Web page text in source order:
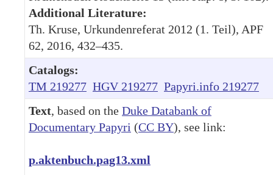
Additional Literature:
Th. Kruse, Urkundenreferat 2012 (1. Teil), APF
62, 2016, 432–435.
Catalogs:
TM 219277 HGV 219277 Papyri.info 219277
Text, based on the Duke Databank of
Documentary Papyri (CC BY), see link:
p.aktenbuch.pag13.xml